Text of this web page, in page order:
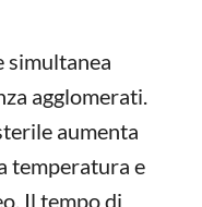
simultanea
agglomerati.
aumenta
temperatura e
Il tempo di